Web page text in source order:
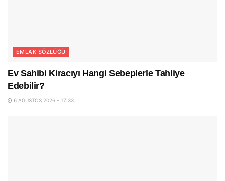
EMLAK SÖZLÜĞÜ
Ev Sahibi Kiracıyı Hangi Sebeplerle Tahliye
Edebilir?
6 AĞUSTOS 2026 - 17:33